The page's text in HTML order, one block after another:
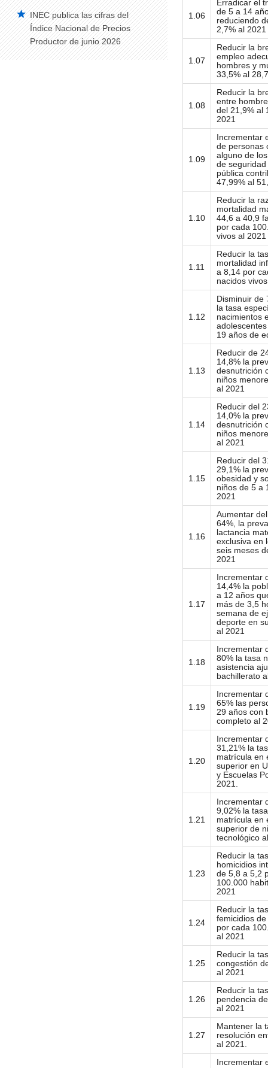
INEC publica las cifras del
Índice Nacional de Precios
Productor de junio 2026
1.06
Erradicar el
de 5 a 14
reduciendo
2,7% al 2021
1.07
Reducir la
empleo
hombres y
33,5% al
1.08
Reducir la
entre
del 21,9% al
2021
1.09
Incrementar
de personas
alguno de
de seguridad
pública
47,99% al
1.10
Reducir la
mortalidad
44,6 a 40,9
por cada
vivos al 2021
1.11
Reducir la
mortalidad
a 8,14 por
nacidos
1.12
Disminuir de
la tasa
nacimientos
19 años de
1.13
Reducir de
14,8% la
desnutrición
niños
al 2021
1.14
Reducir del
14,0% la
desnutrición
niños
al 2021
1.15
Reducir del
29,1% la
obesidad y
niños de 5 a
2021
1.16
Aumentar
64%, la
lactancia
exclusiva en
seis meses
2021
1.17
Incrementar
14,4% la
a 12 años
más de 3,5
semana de
deporte en
al 2021
1.18
Incrementar
80% la tasa
asistencia
bachillerato
1.19
Incrementar
65% las
29 años con
completo al
1.20
Incrementar
31,21% la
matrícula en
superior en
y Escuelas
2021.
1.21
Incrementar
9,02% la
matrícula en
superior de
tecnológico
1.23
Reducir la
homicidios
de 5,8 a 5,2
100.000
2021
1.24
Reducir la
femicidios
por cada
al 2021
1.25
Reducir la
congestión
al 2021
1.26
Reducir la
pendencia
al 2021
1.27
Mantener la
resolución
al 2021.
Incrementar